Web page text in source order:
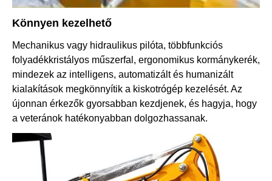
Könnyen kezelhető
Mechanikus vagy hidraulikus pilóta, többfunkciós
folyadékkristályos műszerfal, ergonomikus kormánykerék,
mindezek az intelligens, automatizált és humanizált
kialakítások megkönnyítik a kiskotrógép kezelését. Az
újonnan érkezők gyorsabban kezdjenek, és hagyja, hogy
a veteránok hatékonyabban dolgozhassanak.